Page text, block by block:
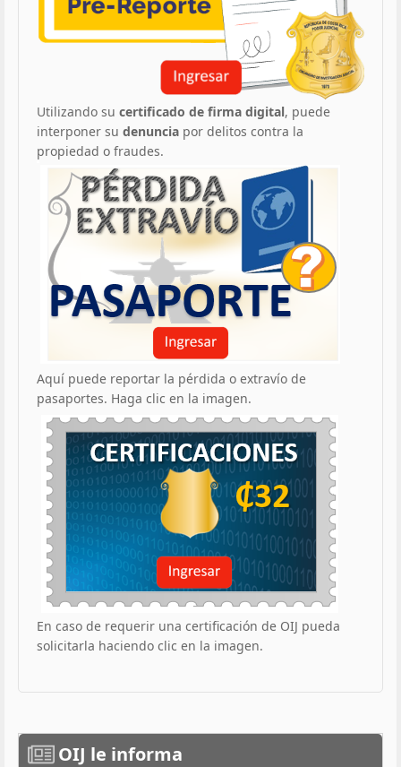
Utilizando su certificado de firma digital, puede
interponer su denuncia por delitos contra la
propiedad o fraudes.
Aquí puede reportar la pérdida o extravío de
pasaportes. Haga clic en la imagen.
En caso de requerir una certificación de OIJ pueda
solicitarla haciendo clic en la imagen.
OIJ le informa